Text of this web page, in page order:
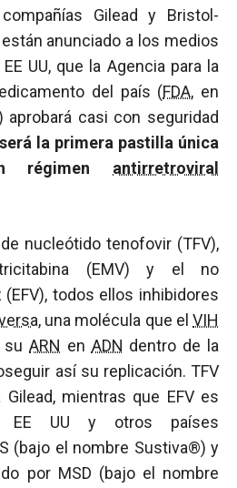
Gilead y Bristol-
anunciado a los medios
UU, que la Agencia para la
del país (FDA, en
casi con seguridad
la primera pastilla única
régimen antirretroviral
nucleótido tenofovir (TFV),
(EMV) y el no
todos ellos inhibidores
, una molécula que el VIH
suARN en ADN dentro de la
así su replicación. TFV
mientras que EFV es
EE UU y otros países
(bajo el nombre Sustiva®) y
por MSD (bajo el nombre